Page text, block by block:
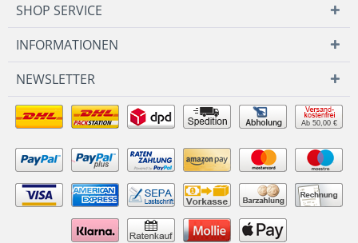
SHOP SERVICE
INFORMATIONEN
NEWSLETTER
Ab 50,00 €